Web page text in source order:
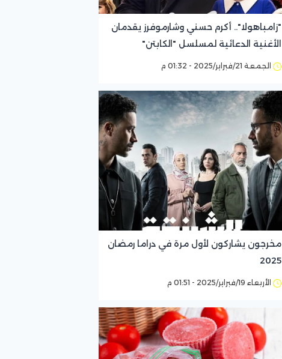
"زامباهولا".. أكرم حسني وشارموفرز يقدمان
الأغنية الدعائية لمسلسل "الكابتن"
الجمعة 21/فبراير/2025 - 01:32 م
مخرجون يشاركون لأول مرة في دراما رمضان
2025
الأربعاء 19/فبراير/2025 - 01:51 م